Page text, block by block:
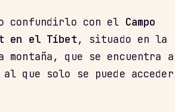
confundirlo con el Campo
en el Tíbet, situado en la
que se encuentra a
que solo se puede acceder